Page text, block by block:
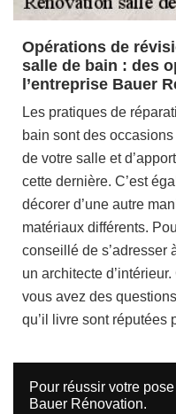
Opérations de
salle de bain : des
l’entreprise Bauer
Les pratiques de
bain sont des
de votre salle et
cette dernière. C’est
décorer d’une autre
matériaux différents.
conseillé de s’adresser
un architecte
vous avez des
qu’il livre sont réputées
Pour réussir votre
Bauer Rénovation.